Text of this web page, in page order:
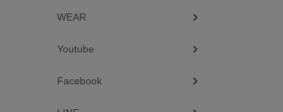
WEAR
Youtube
Facebook